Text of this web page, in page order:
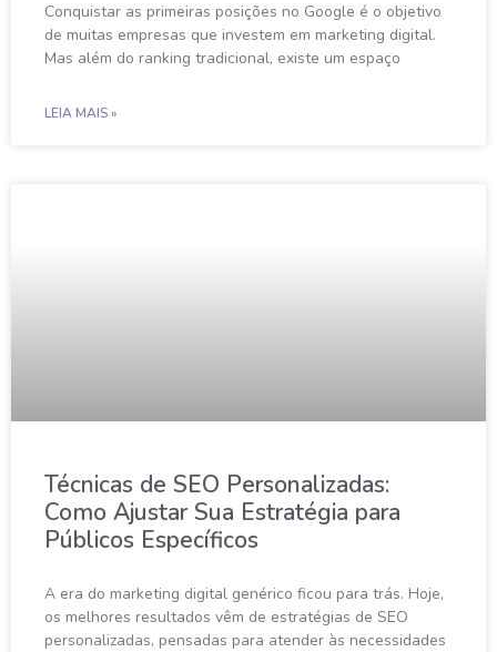
Conquistar as primeiras posições no Google é o objetivo
de muitas empresas que investem em marketing digital.
Mas além do ranking tradicional, existe um espaço
LEIA MAIS »
Técnicas de SEO Personalizadas:
Como Ajustar Sua Estratégia para
Públicos Específicos
A era do marketing digital genérico ficou para trás. Hoje,
os melhores resultados vêm de estratégias de SEO
personalizadas, pensadas para atender às necessidades